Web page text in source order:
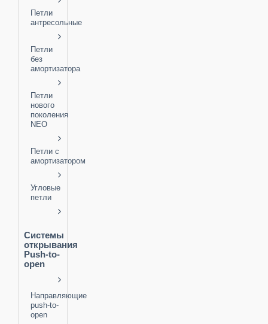
Петли
антресольные
Петли
без
амортизатора
Петли
нового
поколения
NEO
Петли с
амортизатором
Угловые
петли
Системы
открывания
Push-to-
open
Направляющие
push-to-
open